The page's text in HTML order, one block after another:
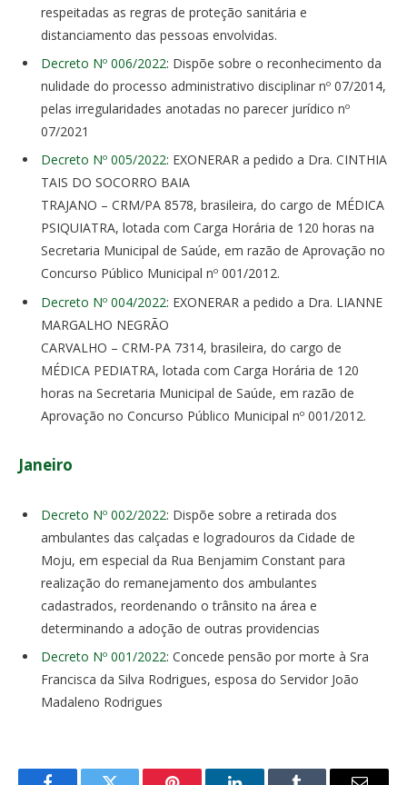
respeitadas as regras de proteção sanitária e
distanciamento das pessoas envolvidas.
Decreto Nº 006/2022: Dispõe sobre o reconhecimento da
nulidade do processo administrativo disciplinar nº 07/2014,
pelas irregularidades anotadas no parecer jurídico nº
07/2021
Decreto Nº 005/2022: EXONERAR a pedido a Dra. CINTHIA
TAIS DO SOCORRO BAIA
TRAJANO – CRM/PA 8578, brasileira, do cargo de MÉDICA
PSIQUIATRA, lotada com Carga Horária de 120 horas na
Secretaria Municipal de Saúde, em razão de Aprovação no
Concurso Público Municipal nº 001/2012.
Decreto Nº 004/2022: EXONERAR a pedido a Dra. LIANNE
MARGALHO NEGRÃO
CARVALHO – CRM-PA 7314, brasileira, do cargo de
MÉDICA PEDIATRA, lotada com Carga Horária de 120
horas na Secretaria Municipal de Saúde, em razão de
Aprovação no Concurso Público Municipal nº 001/2012.
Janeiro
Decreto Nº 002/2022: Dispõe sobre a retirada dos
ambulantes das calçadas e logradouros da Cidade de
Moju, em especial da Rua Benjamim Constant para
realização do remanejamento dos ambulantes
cadastrados, reordenando o trânsito na área e
determinando a adoção de outras providencias
Decreto Nº 001/2022: Concede pensão por morte à Sra
Francisca da Silva Rodrigues, esposa do Servidor João
Madaleno Rodrigues